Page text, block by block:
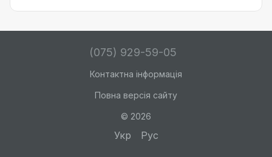
(075) 929-59-05
Контактна інформація
Повна версія сайту
© 2026
Укр Рус